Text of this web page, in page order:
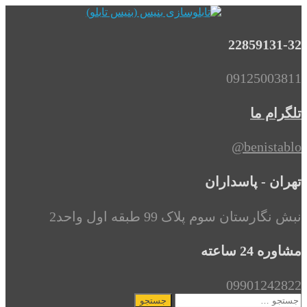
22859131-32
09125003811
تلگرام ما
benistablo@
تهران - پاسداران
نبش نگارستان سوم پلاک 99 طبقه اول واحد2
مشاوره 24 ساعته
09901242822
جستجو